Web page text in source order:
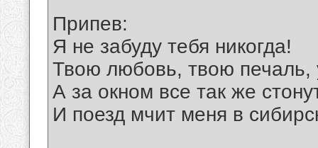
Припев:
Я не забуду тебя никогда!
Твою любовь, твою печаль,
А за окном все так же
И поезд мчит меня в